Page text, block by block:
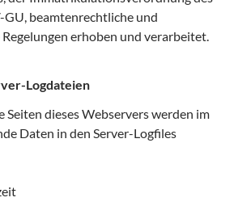
GU, beamtenrechtliche und
erhoben und verarbeitet.
Logdateien
Seiten dieses Webservers werden im
Daten in den Server-Logfiles